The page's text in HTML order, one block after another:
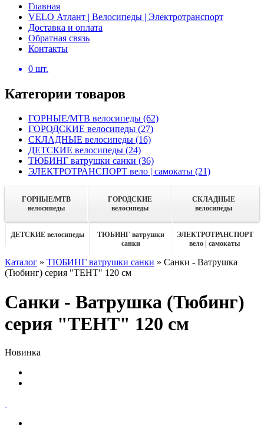
Главная
VELO Атлант | Велосипеды | Электротранспорт
Доставка и оплата
Обратная связь
Контакты
0 шт.
Категории товаров
ГОРНЫЕ/MTB велосипеды (62)
ГОРОДСКИЕ велосипеды (27)
СКЛАДНЫЕ велосипеды (16)
ДЕТСКИЕ велосипеды (24)
ТЮБИНГ ватрушки санки (36)
ЭЛЕКТРОТРАНСПОРТ вело | самокаты (21)
ГОРНЫЕ/MTB
велосипеды
ГОРОДСКИЕ
велосипеды
СКЛАДНЫЕ
велосипеды
ДЕТСКИЕ велосипеды
ТЮБИНГ ватрушки
санки
ЭЛЕКТРОТРАНСПОРТ
вело | самокаты
Каталог » ТЮБИНГ ватрушки санки » Санки - Ватрушка
(Тюбинг) серия "ТЕНТ" 120 см
Санки - Ватрушка (Тюбинг)
серия "ТЕНТ" 120 см
Новинка